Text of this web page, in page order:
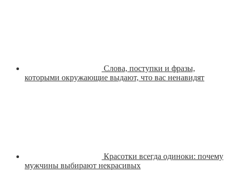
Слова, поступки и фразы,
которыми окружающие выдают, что вас ненавидят
Красотки всегда одиноки: почему
мужчины выбирают некрасивых